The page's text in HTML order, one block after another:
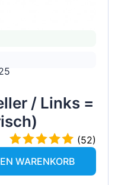
/ Links =
(52)
WARENKORB